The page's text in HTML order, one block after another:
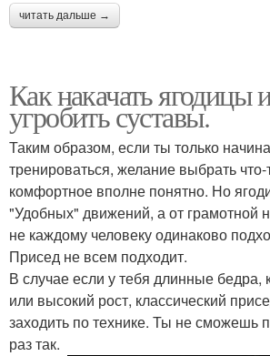
читать дальше →
Как накачать ягодицы
угробить суставы.
Таким образом, если ты только
тренироваться, желание выбрать что-
комфортное вполне понятно. Но
"Удобных" движений, а от грамотной
не каждому человеку одинаково
Присед не всем подходит.
В случае если у тебя длинные бедра,
или высокий рост, классический
заходить по технике. Ты не сможешь
раз так.